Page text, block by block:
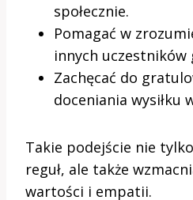
społecznie.
Pomagać w
innych uczestników
Zachęcać do
doceniania wysiłku
Takie podejście nie
reguł, ale także
wartości i empatii.